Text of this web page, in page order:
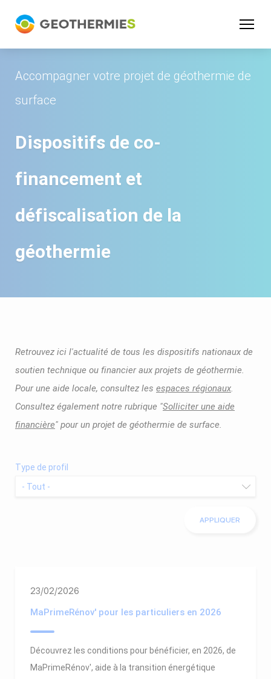
Accompagner votre projet de géothermie de
surface
Dispositifs de co-
financement et
défiscalisation de la
géothermie
Retrouvez ici l'actualité de tous les dispositifs nationaux de
soutien technique ou financier aux projets de géothermie.
Pour une aide locale, consultez les espaces régionaux.
Consultez également notre rubrique "Solliciter une aide
financière" pour un projet de géothermie de surface.
Type de profil
23/02/2026
MaPrimeRénov' pour les particuliers en 2026
Découvrez les conditions pour bénéficier, en 2026, de
MaPrimeRénov', aide à la transition énergétique